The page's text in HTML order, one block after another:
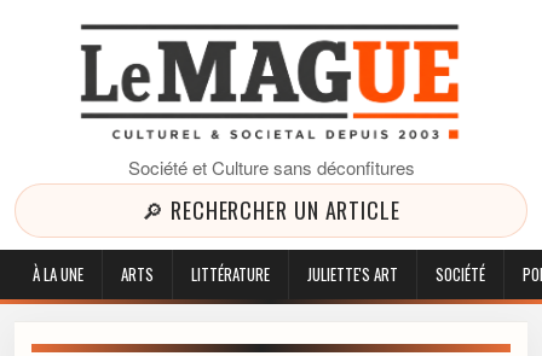
Société et Culture sans déconfitures
🔎 RECHERCHER UN ARTICLE
À LA UNE ARTS LITTÉRATURE JULIETTE'S ART SOCIÉTÉ